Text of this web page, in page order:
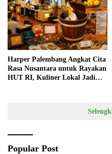
Harper Palembang Angkat Cita
Rasa Nusantara untuk Rayakan
HUT RI, Kuliner Lokal Jadi
Popular Post